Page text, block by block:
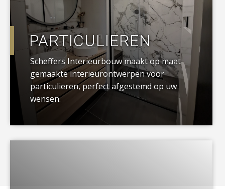
PARTICULIEREN
Scheffers Interieurbouw maakt op maat
gemaakte interieurontwerpen voor
particulieren, perfect afgestemd op uw
wensen.